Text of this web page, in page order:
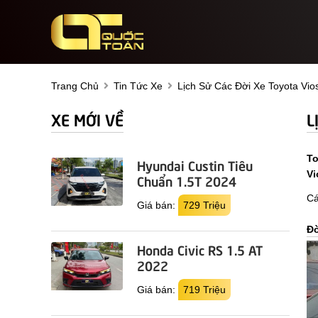
Trang Chủ Tin Tức Xe Lịch Sử Các Đời Xe Toyota
XE MỚI VỀ
Hyundai Custin Tiêu
Chuẩn 1.5T 2024
Giá bán: 729 Triệu
Honda Civic RS 1.5 AT
2022
Giá bán: 719 Triệu